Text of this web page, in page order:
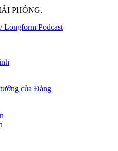
PHÓNG.
Longform Podcast
của Đảng